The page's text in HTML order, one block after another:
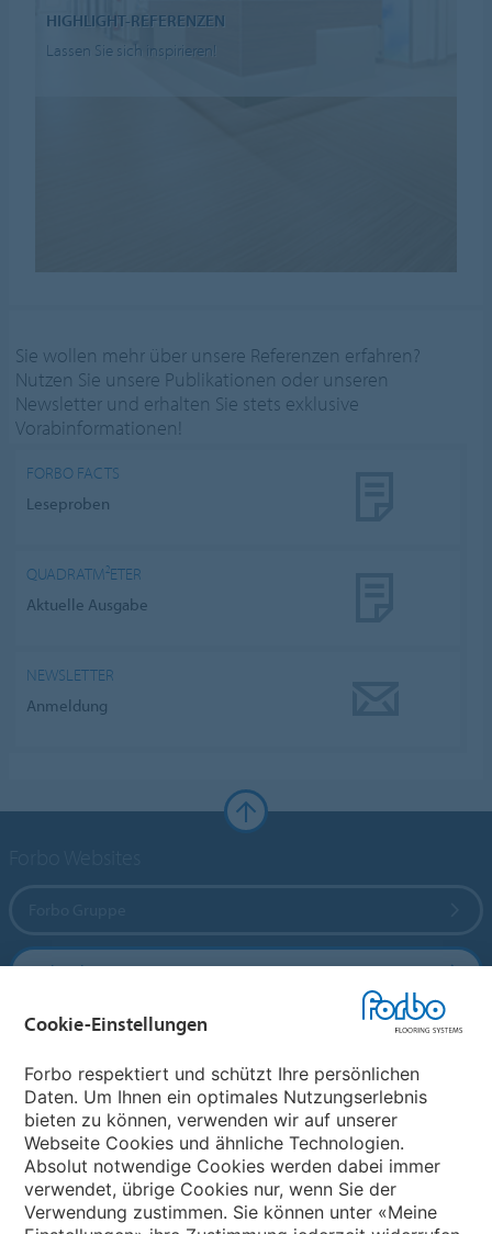
HIGHLIGHT-REFERENZEN
Lassen Sie sich inspirieren!
Sie wollen mehr über unsere Referenzen erfahren?
Nutzen Sie unsere Publikationen oder unseren
Newsletter und erhalten Sie stets exklusive
Vorabinformationen!
FORBO FACTS
Leseproben
QUADRATM²ETER
Aktuelle Ausgabe
NEWSLETTER
Anmeldung
Forbo Flooring Systems
Forbo Movement Systems
Land auswählen
Land auswählen
Cookie-Einstellungen
Forbo respektiert und schützt Ihre persönlichen
Daten. Um Ihnen ein optimales Nutzungserlebnis
bieten zu können, verwenden wir auf unserer
Webseite Cookies und ähnliche Technologien.
Absolut notwendige Cookies werden dabei immer
verwendet, übrige Cookies nur, wenn Sie der
Verwendung zustimmen. Sie können unter «Meine